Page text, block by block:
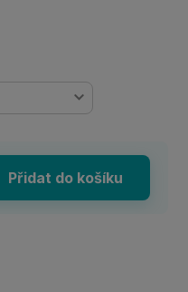
Přidat do košíku